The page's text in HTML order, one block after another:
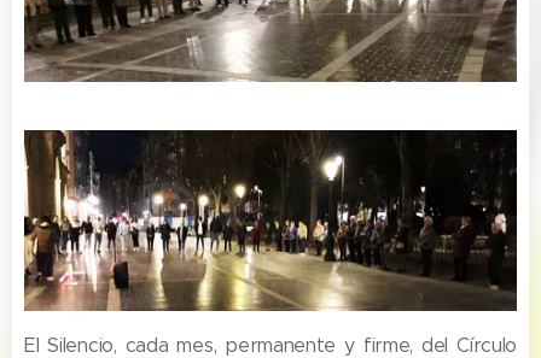
El Silencio, cada mes, permanente y firme, del Círculo